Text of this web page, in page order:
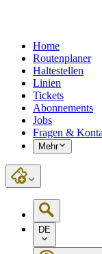
Home
Routenplaner
Haltestellen
Linien
Tickets
Abonnements
Jobs
Fragen &
Mehr
DE